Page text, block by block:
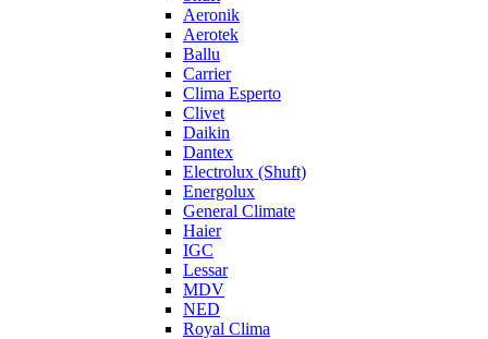
Aeronik
Aerotek
Ballu
Carrier
Clima Esperto
Clivet
Daikin
Dantex
Electrolux (Shuft)
Energolux
General Climate
Haier
IGC
Lessar
MDV
NED
Royal Clima